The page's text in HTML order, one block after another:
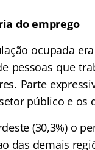
do emprego
ocupada
pessoas que
Parte
público e
(30,3%) o
das demais